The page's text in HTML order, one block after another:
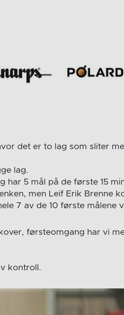
det er to lag som sliter
lag.
har 5 mål på de første 15
men Leif Erik Brenne
7 av de 10 første målene
førsteomgang har vi
kontroll.